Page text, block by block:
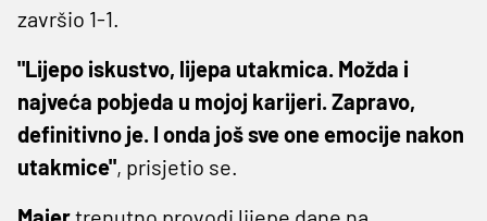
završio 1-1.
"Lijepo iskustvo, lijepa utakmica. Možda i
najveća pobjeda u mojoj karijeri. Zapravo,
definitivno je. I onda još sve one emocije nakon
utakmice", prisjetio se.